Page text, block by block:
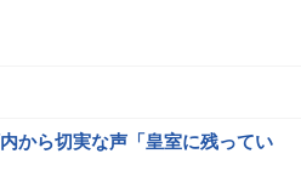
から切実な声「皇室に残ってい